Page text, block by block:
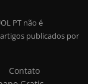
PT não é
publicados por
Contato